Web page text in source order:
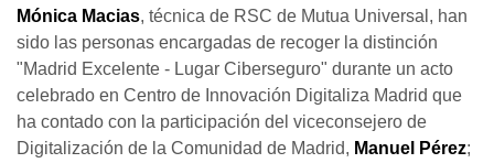
Mónica Macias, técnica de RSC de Mutua Universal, han
sido las personas encargadas de recoger la distinción
"Madrid Excelente - Lugar Ciberseguro" durante un acto
celebrado en Centro de Innovación Digitaliza Madrid que
ha contado con la participación del viceconsejero de
Digitalización de la Comunidad de Madrid, Manuel Pérez;